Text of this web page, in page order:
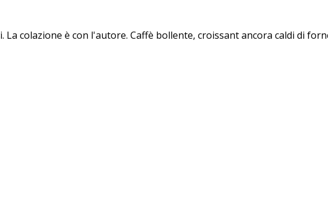
La colazione è con l'autore. Caffè bollente, croissant ancora caldi di